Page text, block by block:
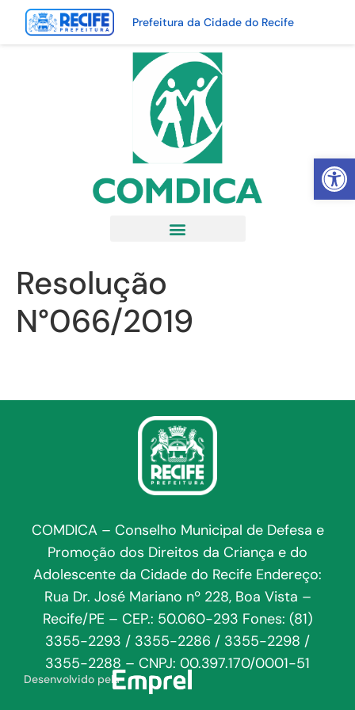
Abrir
Prefeitura da Cidade do Recife
Resolução
N°066/2019
COMDICA – Conselho Municipal de Defesa e
Promoção dos Direitos da Criança e do
Adolescente da Cidade do Recife Endereço:
Rua Dr. José Mariano nº 228, Boa Vista –
Recife/PE – CEP.: 50.060-293 Fones: (81)
3355-2293 / 3355-2286 / 3355-2298 /
3355-2288 – CNPJ: 00.397.170/0001-51
Desenvolvido pela